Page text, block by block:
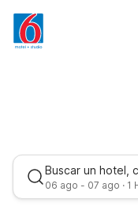
Descubra
6
Estancias
Buscar un hotel,
06 ago - 07 ago · 1